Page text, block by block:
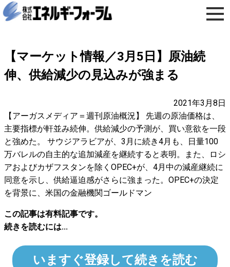
【マーケット情報／3月5日】原油続
伸、供給減少の見込みが強まる
2021年3月8日
【アーガスメディア＝週刊原油概況】 先週の原油価格は、
主要指標が軒並み続伸。供給減少の予測が、買い意欲を一段
と強めた。 サウジアラビアが、3月に続き4月も、日量100
万バレルの自主的な追加減産を継続すると表明。また、ロシ
アおよびカザフスタンを除くOPEC+が、4月中の減産継続に
同意を示し、供給逼迫感がさらに強まった。OPEC+の決定
を背景に、米国の金融機関ゴールドマン
この記事は有料記事です。
続きを読むには...
いますぐ登録して続きを読む